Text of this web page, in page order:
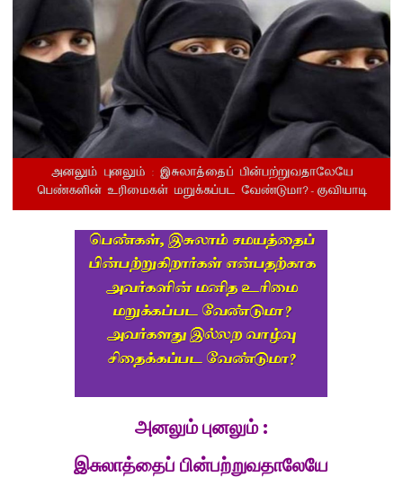
அனலும் புனலும் :
இசுலாத்தைப் பின்பற்றுவதாலேயே